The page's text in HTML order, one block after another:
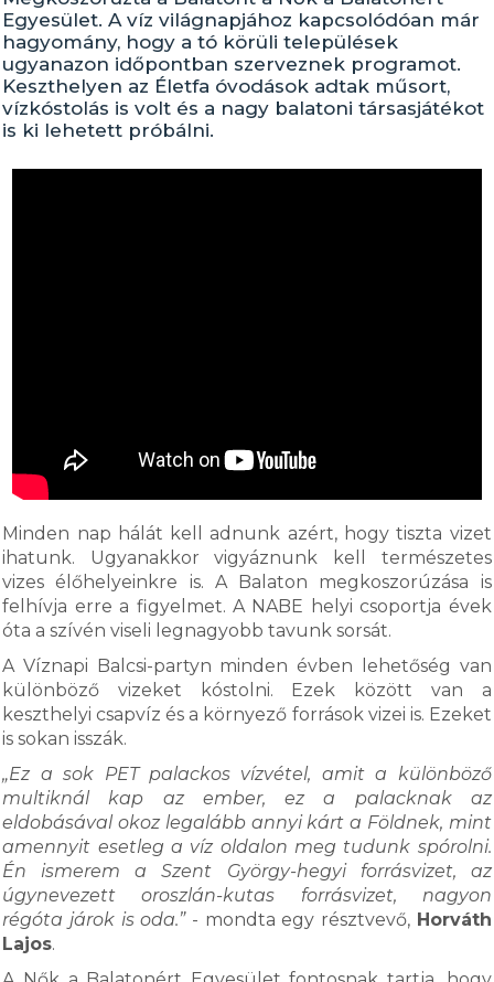
Egyesület. A víz világnapjához kapcsolódóan már
hagyomány, hogy a tó körüli települések
ugyanazon időpontban szerveznek programot.
Keszthelyen az Életfa óvodások adtak műsort,
vízkóstolás is volt és a nagy balatoni társasjátékot
is ki lehetett próbálni.
Minden nap hálát kell adnunk azért, hogy tiszta vizet
ihatunk. Ugyanakkor vigyáznunk kell természetes
vizes élőhelyeinkre is. A Balaton megkoszorúzása is
felhívja erre a figyelmet. A NABE helyi csoportja évek
óta a szívén viseli legnagyobb tavunk sorsát.
A Víznapi Balcsi-partyn minden évben lehetőség van
különböző vizeket kóstolni. Ezek között van a
keszthelyi csapvíz és a környező források vizei is. Ezeket
is sokan isszák.
„Ez a sok PET palackos vízvétel, amit a különböző
multiknál kap az ember, ez a palacknak az
eldobásával okoz legalább annyi kárt a Földnek, mint
amennyit esetleg a víz oldalon meg tudunk spórolni.
Én ismerem a Szent György-hegyi forrásvizet, az
úgynevezett oroszlán-kutas forrásvizet, nagyon
régóta járok is oda.”- mondta egy résztvevő, Horváth
Lajos.